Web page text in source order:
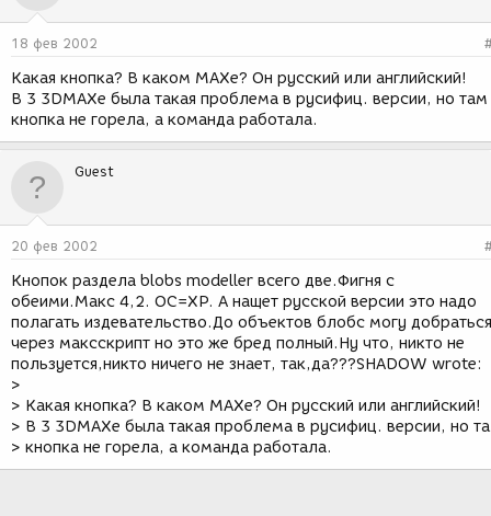
18 фев 2002
Какая кнопка? В каком MAXе? Он русский или английский!
В 3 3DMAXе была такая проблема в русифиц. версии, но там
кнопка не горела, а команда работала.
Guest
20 фев 2002
Кнопок раздела blobs modeller всего две.Фигня с
обеими.Макс 4,2. ОС=ХР. А нащет русской версии это надо
полагать издевательство.До объектов блобс могу добраться
через максскрипт но это же бред полный.Ну что, никто не
пользуется,никто ничего не знает, так,да???SHADOW wrote:
>
> Какая кнопка? В каком MAXе? Он русский или английский!
> В 3 3DMAXе была такая проблема в русифиц. версии, но
> кнопка не горела, а команда работала.